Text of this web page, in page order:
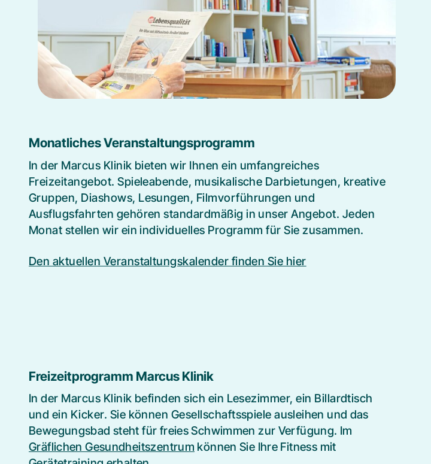
Wunsch- und Wahlrecht
Monatliches Veranstaltungsprogramm
In der Marcus Klinik bieten wir Ihnen ein umfangreiches
Freizeitangebot. Spieleabende, musikalische Darbietungen, kreative
Gruppen, Diashows, Lesungen, Filmvorführungen und
Ausflugsfahrten gehören standardmäßig in unser Angebot. Jeden
Monat stellen wir ein individuelles Programm für Sie zusammen.
Den aktuellen Veranstaltungskalender finden Sie hier
Freizeitprogramm Marcus Klinik
In der Marcus Klinik befinden sich ein Lesezimmer, ein Billardtisch
und ein Kicker. Sie können Gesellschaftsspieleausleihen und das
Bewegungsbad steht für freies Schwimmen zur Verfügung. Im
Gräflichen Gesundheitszentrum können Sie Ihre Fitness mit